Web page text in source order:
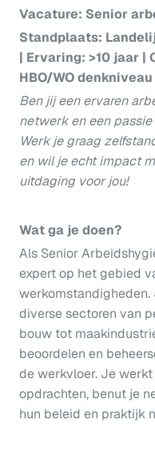
Vacature: Senior
Standplaats:
| Ervaring: >10 jaar |
HBO/WO denkniveau
Ben jij een ervaren
netwerk en een
Werk je graag
en wil je echt impact
uitdaging voor jou!
Wat ga je doen?
Als Senior
expert op het gebied
diverse sectoren van
bouw tot
beoordelen en
de werkvloer. Je
opdrachten, benut je
hun beleid en praktijk